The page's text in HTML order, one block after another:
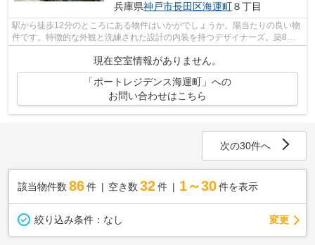
兵庫県神戸市長田区海運町８丁目
駅から徒歩12分のところにある物件はいかがでしょうか。陽当たりの良い物
件です。特徴的な外観と洗練された設計の内装を持つデザイナーズ。築8年
現在空室情報がありません。
「ポートレジデンス海運町」への
お問い合わせはこちら
次の30件へ
該当物件数 86件 空き数 32 件 1～30 件を表示
絞り込み条件： なし 変更